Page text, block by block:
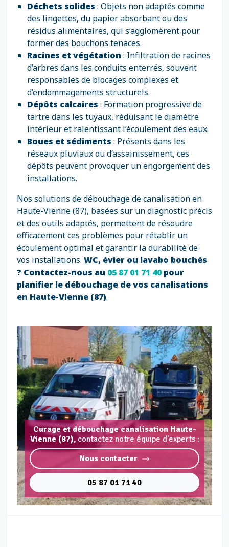
Déchets solides : Objets non adaptés comme
des lingettes, du papier absorbant ou des
résidus alimentaires, qui s’agglomèrent pour
former des bouchons tenaces.
Racines et végétation : Infiltration de racines
d’arbres dans les conduits enterrés, souvent
responsables de blocages complexes et
d’endommagements structurels.
Dépôts calcaires : Formation progressive de
tartre dans les tuyaux, réduisant le diamètre
intérieur et ralentissant l’écoulement des eaux.
Boues et sédiments : Présents dans les
réseaux pluviaux ou d’assainissement, ces
dépôts peuvent provoquer un engorgement des
installations.
Nos solutions de débouchage de canalisation en
Haute-Vienne (87), basées sur un diagnostic précis
et des outils adaptés, permettent de résoudre
efficacement ces problèmes pour rétablir un
écoulement optimal et garantir la durabilité de
vos installations. WC, évier ou lavabo bouchés
? Contactez-nous au 05 87 01 71 40pour
planifier le débouchage de vos canalisations
en Haute-Vienne (87).
Curage et débouchage canalisation Haute-
Vienne (87), contactez notre équipe d'experts :
Nous contacter
05 87 01 71 40